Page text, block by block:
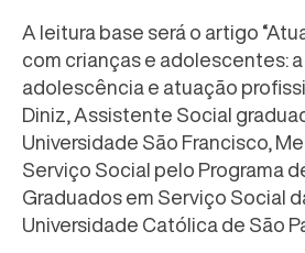
A leitura base será o artigo
com crianças e adolescentes:
adolescência e atuação
Diniz, Assistente Social
Universidade São Francisco,
Serviço Social pelo Programa
Graduados em Serviço Social
Universidade Católica de São